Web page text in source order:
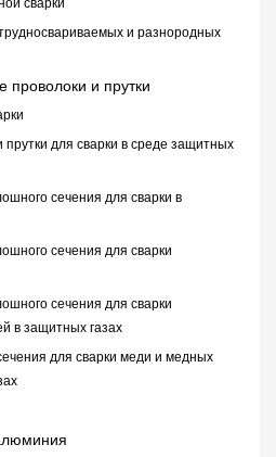
и разнородных
проволоки и прутки
для сварки в среде защитных
сечения для сварки в
сечения для сварки
сечения для сварки
в защитных газах
для сварки меди и медных